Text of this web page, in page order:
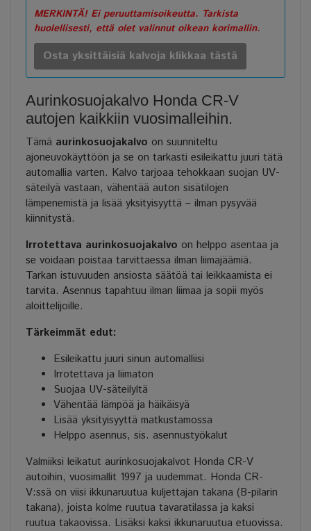
MERKINTÄ! Ei peruuttamisoikeutta. Tarkista
huolellisesti, että olet valinnut oikean korimallin.
Osta yksittäisiä kalvoja klikkaa tästä
Aurinkosuojakalvo Honda CR-V
autojen kaikkiin vuosimalleihin.
Tämä aurinkosuojakalvo on suunniteltu
ajoneuvokäyttöön ja se on tarkasti esileikattu juuri tätä
automallia varten. Kalvo tarjoaa tehokkaan suojan UV-
säteilyä vastaan, vähentää auton sisätilojen
lämpenemistä ja lisää yksityisyyttä – ilman pysyvää
kiinnitystä.
Irrotettava aurinkosuojakalvo on helppo asentaa ja
se voidaan poistaa tarvittaessa ilman liimajäämiä.
Tarkan istuvuuden ansiosta säätöä tai leikkaamista ei
tarvita. Asennus tapahtuu ilman liimaa ja sopii myös
aloittelijoille.
Tärkeimmät edut:
Esileikattu juuri sinun automalliisi
Irrotettava ja liimaton
Suojaa UV-säteilyltä
Vähentää lämpöä ja häikäisyä
Lisää yksityisyyttä matkustamossa
Helppo asennus, sis. asennustyökalut
Valmiiksi leikatut aurinkosuojakalvot Honda CR-V
autoihin, vuosimallit 1997 ja uudemmat. Honda CR-
V:ssä on viisi ikkunaruutua kuljettajan takana (B-pilarin
takana), joista kolme ruutua tavaratilassa ja kaksi
ruutua takaovissa. Lisäksi kaksi ikkunaruutua etuovissa.